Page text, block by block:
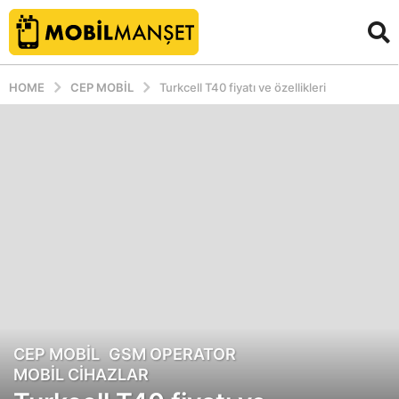
HOME CEP MOBIL Turkcell T40 fiyatı ve özellikleri
1
3
CEP MOBIL ,GSM OPERATOR
MOBIL CIHAZLAR